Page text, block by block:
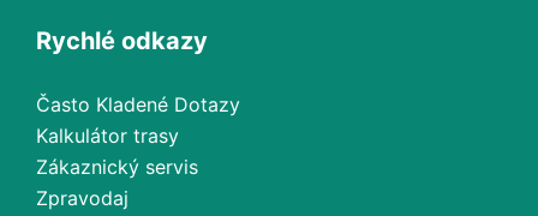
Rychlé odkazy
Často Kladené Dotazy
Kalkulátor trasy
Zákaznický servis
Zpravodaj